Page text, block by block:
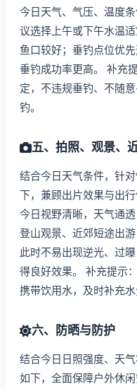
今日天气、气压、温度
议选择上午或下午水温
鱼口较好；垂钓点位优
垂钓成功率更高。 补充
定，不违规垂钓、不随
钓。
五、拍照、观景、
结合今日天气条件，针
下，兼顾出片效果与出行
今日视野清晰，天气通
登山观景、近郊短途出
此时不易出现逆光、过
得良好效果。 补充提示
携带饮用水，及时补充
六、防晒与防护
结合今日日照强度、天
如下，全面保障户外休闲